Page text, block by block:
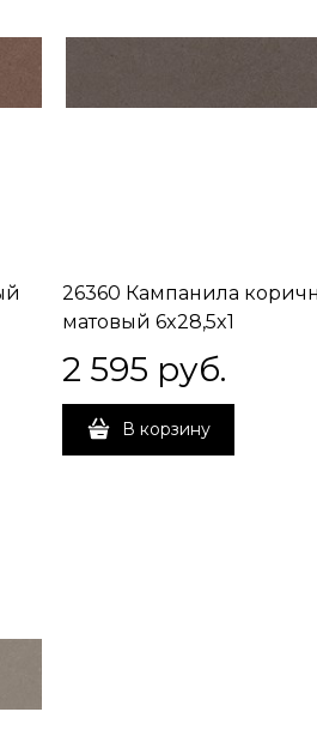
26360 Кампанила
матовый 6x28,5x1
2 595 руб.
В корзину